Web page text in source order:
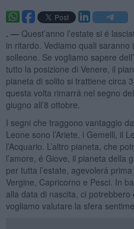
. — Quest’anno l’estate si é
in ritardo. Vediamo quali
solleone. Se vogliamo sapere
tutto la posizione di Venere, il
pianeta di solito si trattiene circa
questa volta rimarrá nel segno
giugno all’8 ottobre.
I segni che traggono vantaggio
Leone sono l’Ariete, i Gemelli, il
l’Acquario. L’altro pianeta, che
l’amore, é Giove, il pianeta della
per tutta l’estate, agevolerá
Vergine, Capricorno e Pesci. In
alla data di nascita, ci
vogliamo valutare la sfera